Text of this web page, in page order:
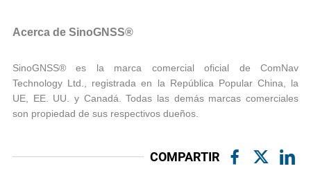
Acerca de SinoGNSS®
SinoGNSS® es la marca comercial oficial de ComNav
Technology Ltd., registrada en la República Popular China, la
UE, EE. UU. y Canadá. Todas las demás marcas comerciales
son propiedad de sus respectivos dueños.
COMPARTIR